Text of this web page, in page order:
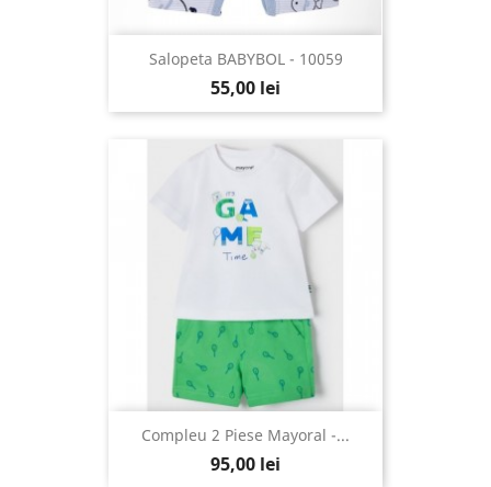
Salopeta BABYBOL - 10059
55,00 lei
Compleu 2 Piese Mayoral -...
95,00 lei